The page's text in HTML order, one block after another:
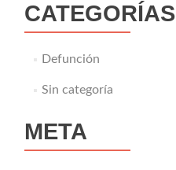
CATEGORÍAS
Defunción
Sin categoría
META